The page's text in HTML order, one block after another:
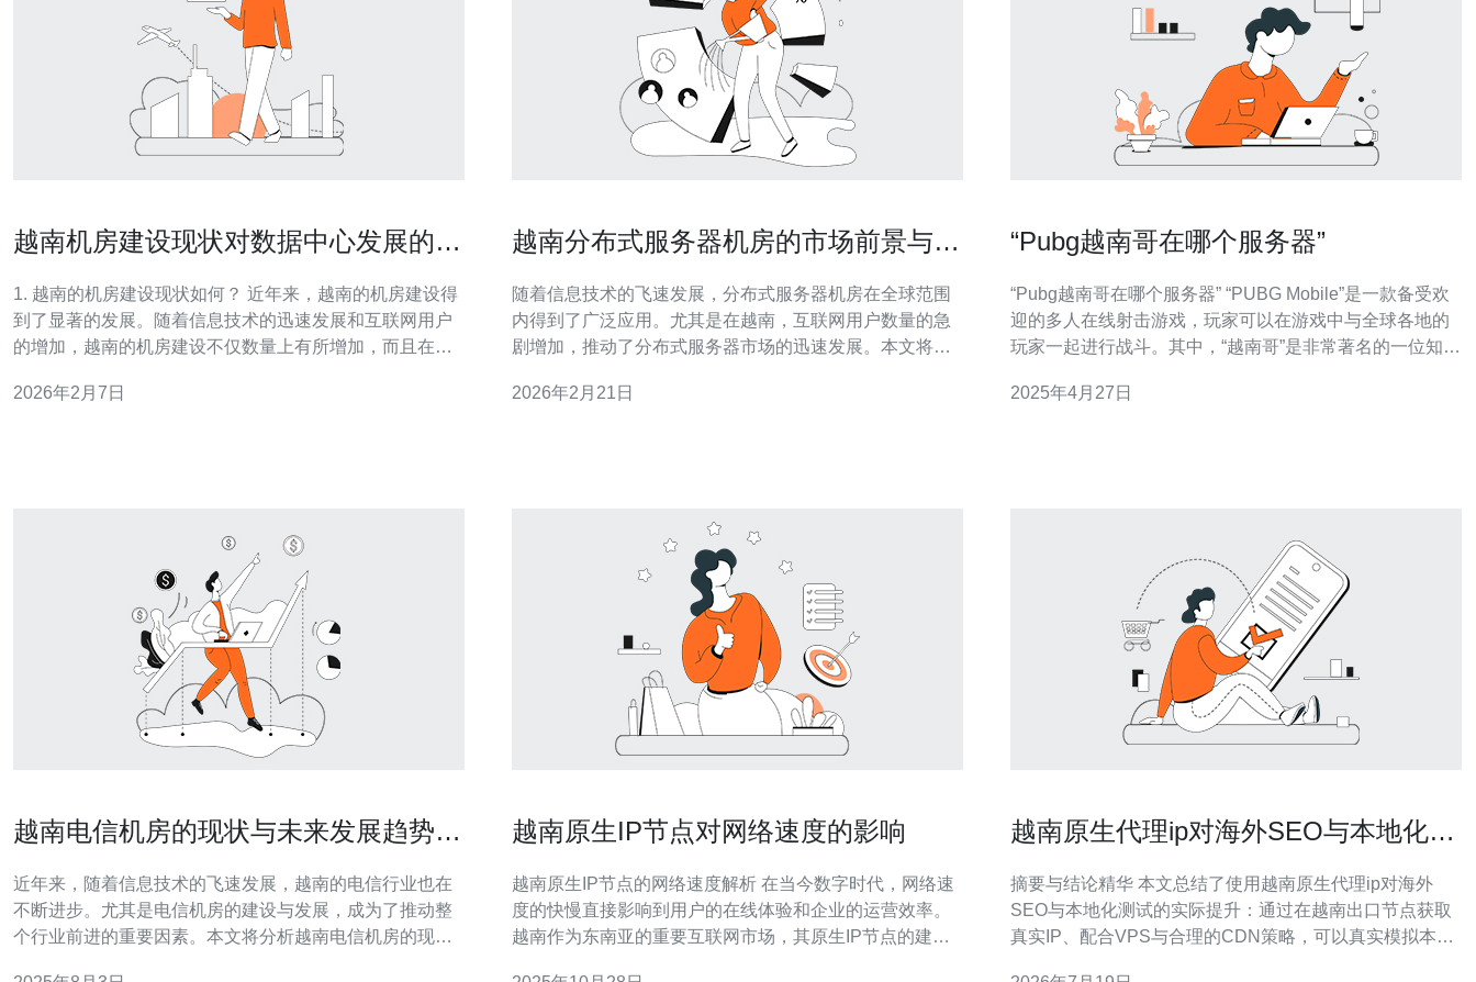
越南机房建设现状对数据中心发展的影
1. 越南的机房建设现状如何？ 近年来，越南的机房建设得
到了显著的发展。随着信息技术的迅速发展和互联网用户
的增加，越南的机房建设不仅数量上有所增加，而且在技
有多家本地与国际公司投资建设数据中心，覆盖了河内、
2026年2月7日
越南分布式服务器机房的市场前景与挑
随着信息技术的飞速发展，分布式服务器机房在全球范围
内得到了广泛应用。尤其是在越南，互联网用户数量的急
剧增加，推动了分布式服务器市场的迅速发展。本文将深
并提供一些购买建议。 根据统计数据，越南的互联网用户
2026年2月21日
“Pubg越南哥在哪个服务器”
“Pubg越南哥在哪个服务器” “PUBG Mobile”是一款备受欢
迎的多人在线射击游戏，玩家可以在游戏中与全球各地的
玩家一起进行战斗。其中，“越南哥”是非常著名的一位知名
知道，“越南哥”在哪个服务器上玩游戏。本文将为大家揭开
2025年4月27日
越南电信机房的现状与未来发展趋势分
近年来，随着信息技术的飞速发展，越南的电信行业也在
不断进步。尤其是电信机房的建设与发展，成为了推动整
个行业前进的重要因素。本文将分析越南电信机房的现
越南原生IP节点对网络速度的影响
越南原生IP节点的网络速度解析 在当今数字时代，网络速
度的快慢直接影响到用户的在线体验和企业的运营效率。
越南作为东南亚的重要互联网市场，其原生IP节点的建设
越南原生代理ip对海外SEO与本地化测
摘要与结论精华 本文总结了使用越南原生代理ip对海外
SEO与本地化测试的实际提升：通过在越南出口节点获取
真实IP、配合VPS与合理的CDN策略，可以真实模拟本地